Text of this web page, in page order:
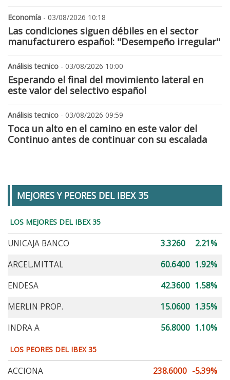
Economía - 03/08/2026 10:18
Las condiciones siguen débiles en el sector
manufacturero español: "Desempeño irregular"
Análisis tecnico - 03/08/2026 10:00
Esperando el final del movimiento lateral en
este valor del selectivo español
Análisis tecnico - 03/08/2026 09:59
Toca un alto en el camino en este valor del
Continuo antes de continuar con su escalada
MEJORES Y PEORES DEL IBEX 35
LOS MEJORES DEL IBEX 35
UNICAJA BANCO 3.3260
2.21%
ARCEL.MITTAL
60.6400 1.92%
ENDESA
42.3600 1.58%
MERLIN PROP.
15.0600 1.35%
INDRA A
56.8000 1.10%
LOS PEORES DEL IBEX 35
ACCIONA 238.6000 -5.39%